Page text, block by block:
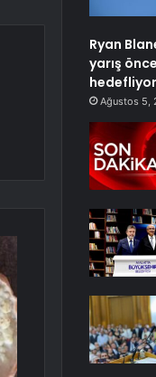
Ryan
yarış
hedefliyor
Ağustos 5,